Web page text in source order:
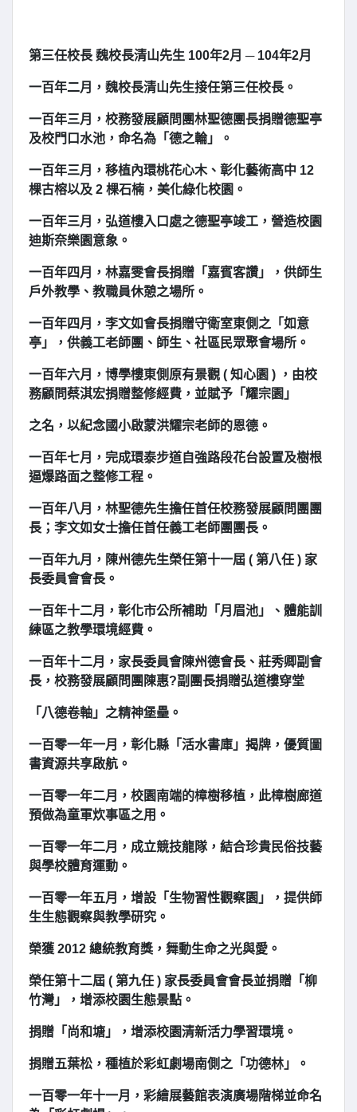
第三任校長 魏校長清山先生 100年2月 ─ 104年2月
一百年二月，魏校長清山先生接任第三任校長。
一百年三月，校務發展顧問團林聖德團長捐贈德聖亭
及校門口水池，命名為「德之輪」。
一百年三月，移植內環桃花心木、彰化藝術高中 12
棵古榕以及 2 棵石楠，美化綠化校園。
一百年三月，弘道樓入口處之德聖亭竣工，營造校園
迪斯奈樂園意象。
一百年四月，林嘉雯會長捐贈「嘉賓客讚」，供師生
戶外教學、教職員休憩之場所。
一百年四月，李文如會長捐贈守衛室東側之「如意
亭」，供義工老師團、師生、社區民眾聚會場所。
一百年六月，博學樓東側原有景觀 ( 知心園 ) ，由校
務顧問蔡淇宏捐贈整修經費，並賦予「耀宗園」
之名，以紀念國小啟蒙洪耀宗老師的恩德。
一百年七月，完成環泰步道自強路段花台設置及樹根
逼爆路面之整修工程。
一百年八月，林聖德先生擔任首任校務發展顧問團團
長；李文如女士擔任首任義工老師團團長。
一百年九月，陳州德先生榮任第十一屆 ( 第八任 ) 家
長委員會會長。
一百年十二月，彰化市公所補助「月眉池」、體能訓
練區之教學環境經費。
一百年十二月，家長委員會陳州德會長、莊秀卿副會
長，校務發展顧問團陳惠?副團長捐贈弘道樓穿堂
「八德卷軸」之精神堡壘。
一百零一年一月，彰化縣「活水書庫」揭牌，優質圖
書資源共享啟航。
一百零一年二月，校園南端的樟樹移植，此樟樹廊道
預做為童軍炊事區之用。
一百零一年二月，成立競技龍隊，結合珍貴民俗技藝
與學校體育運動。
一百零一年五月，增設「生物習性觀察園」，提供師
生生態觀察與教學研究。
榮獲 2012 總統教育獎，舞動生命之光與愛。
榮任第十二屆 ( 第九任 ) 家長委員會會長並捐贈「柳
竹灣」，增添校園生態景點。
捐贈「尚和塘」，增添校園清新活力學習環境。
捐贈五葉松，種植於彩虹劇場南側之「功德林」。
一百零一年十一月，彩繪展藝館表演廣場階梯並命名